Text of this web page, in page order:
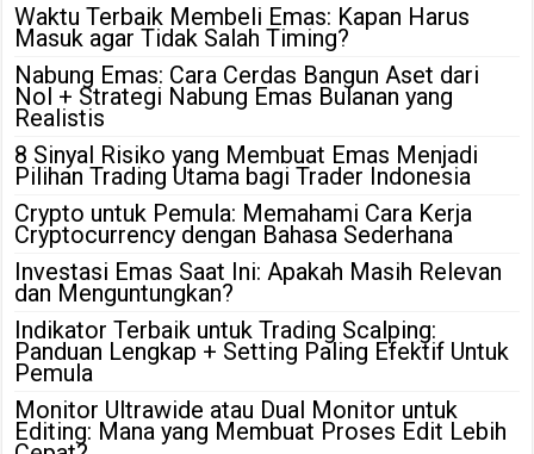
Waktu Terbaik Membeli Emas: Kapan Harus
Masuk agar Tidak Salah Timing?
Nabung Emas: Cara Cerdas Bangun Aset dari
Nol + Strategi Nabung Emas Bulanan yang
Realistis
8 Sinyal Risiko yang Membuat Emas Menjadi
Pilihan Trading Utama bagi Trader Indonesia
Crypto untuk Pemula: Memahami Cara Kerja
Cryptocurrency dengan Bahasa Sederhana
Investasi Emas Saat Ini: Apakah Masih Relevan
dan Menguntungkan?
Indikator Terbaik untuk Trading Scalping:
Panduan Lengkap + Setting Paling Efektif Untuk
Pemula
Monitor Ultrawide atau Dual Monitor untuk
Editing: Mana yang Membuat Proses Edit Lebih